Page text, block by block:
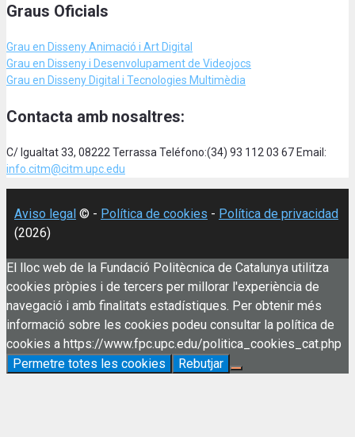
Graus Oficials
Grau en Disseny Animació i Art Digital
Grau en Disseny i Desenvolupament de Videojocs
Grau en Disseny Digital i Tecnologies Multimèdia
Contacta amb nosaltres:
C/ Igualtat 33, 08222 Terrassa Teléfono:(34) 93 112 03 67 Email:
info.citm@citm.upc.edu
Aviso legal © - Política de cookies - Política de privacidad
(2026)
El lloc web de la Fundació Politècnica de Catalunya utilitza
cookies pròpies i de tercers per millorar l'experiència de
navegació i amb finalitats estadístiques. Per obtenir més
informació sobre les cookies podeu consultar la política de
cookies a https://www.fpc.upc.edu/politica_cookies_cat.php
Permetre totes les cookies
Rebutjar